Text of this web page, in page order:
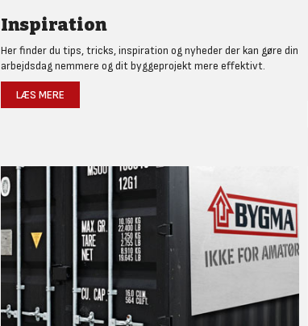
Inspiration
Her finder du tips, tricks, inspiration og nyheder der kan gøre din
arbejdsdag nemmere og dit byggeprojekt mere effektivt.
LÆS MERE